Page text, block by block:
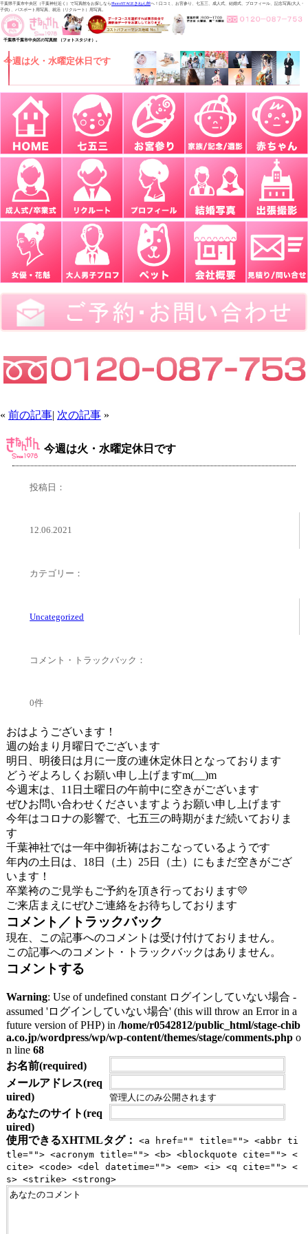
千葉県千葉市中央区（千葉神社近く）で写真館をお探しならPhotoSTAGEきねん館へ！口コミ、お宮参り、七五三、成人式、結婚式、プロフィール、記念写真(大人・
子供) 、パスポート用写真、就活（リクルート）用写真。
千葉県千葉市中央区の写真館 （フォトスタジオ）。
今週は火・水曜定休日です
« 前の記事| 次の記事 »
今週は火・水曜定休日です
投稿日：
12.06.2021
カテゴリー：
Uncategorized
コメント・トラックバック：
0件
おはようございます！
週の始まり月曜日でございます
明日、明後日は月に一度の連休定休日となっております
どうぞよろしくお願い申し上げますm(__)m
今週末は、11日土曜日の午前中に空きがございます
ぜひお問い合わせくださいますようお願い申し上げます
今年はコロナの影響で、七五三の時期がまだ続いておりま
す
千葉神社では一年中御祈祷はおこなっているようです
年内の土日は、18日（土）25日（土）にもまだ空きがござ
います！
卒業袴のご見学もご予約を頂き行っております💛
ご来店まえにぜひご連絡をお待ちしております
コメント／トラックバック
現在、この記事へのコメントは受け付けておりません。
この記事へのコメント・トラックバックはありません。
コメントする
Warning: Use of undefined constant ログインしていない場合 -
assumed 'ログインしていない場合' (this will throw an Error in a
future version of PHP) in /home/r0542812/public_html/stage-chib
a.co.jp/wordpress/wp/wp-content/themes/stage/comments.phpo
n line 68
お名前(required)
メールアドレス(req
uired)
管理人にのみ公開されます
あなたのサイト(req
uired)
使用できるXHTMLタグ：
<a href="" title=""> <abbr ti
tle=""> <acronym title=""> <b> <blockquote cite=""> <
cite> <code> <del datetime=""> <em> <i> <q cite=""> <
s> <strike> <strong>